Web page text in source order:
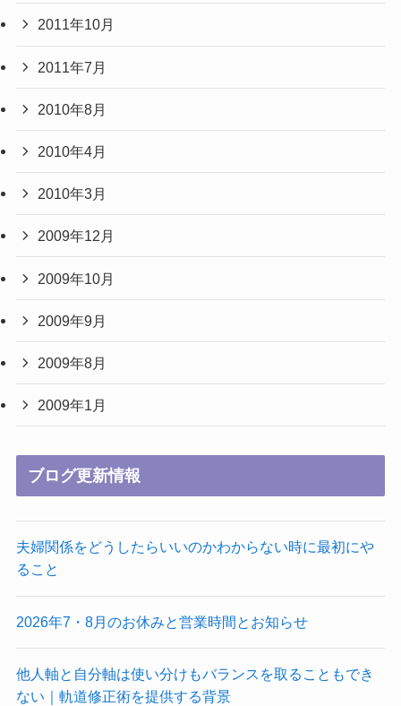
2011年10月
2011年7月
2010年8月
2010年4月
2010年3月
2009年12月
2009年10月
2009年9月
2009年8月
2009年1月
ブログ更新情報
夫婦関係をどうしたらいいのかわからない時に最初にや
ること
2026年7・8月のお休みと営業時間とお知らせ
他人軸と自分軸は使い分けもバランスを取ることもでき
ない｜軌道修正術を提供する背景